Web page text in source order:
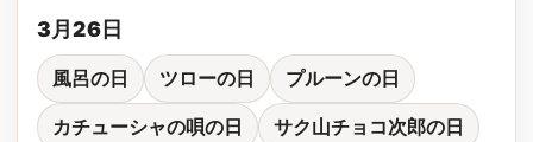
3月26日
風呂の日 ツローの日 プルーンの日
カチューシャの唄の日 サク山チョコ次郎の日